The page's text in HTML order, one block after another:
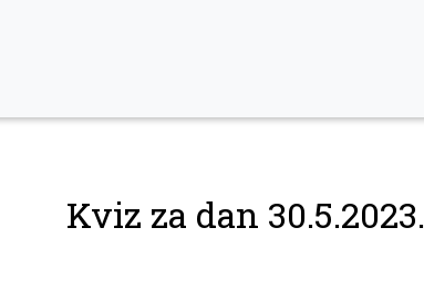
Kviz za dan 30.5.2023.